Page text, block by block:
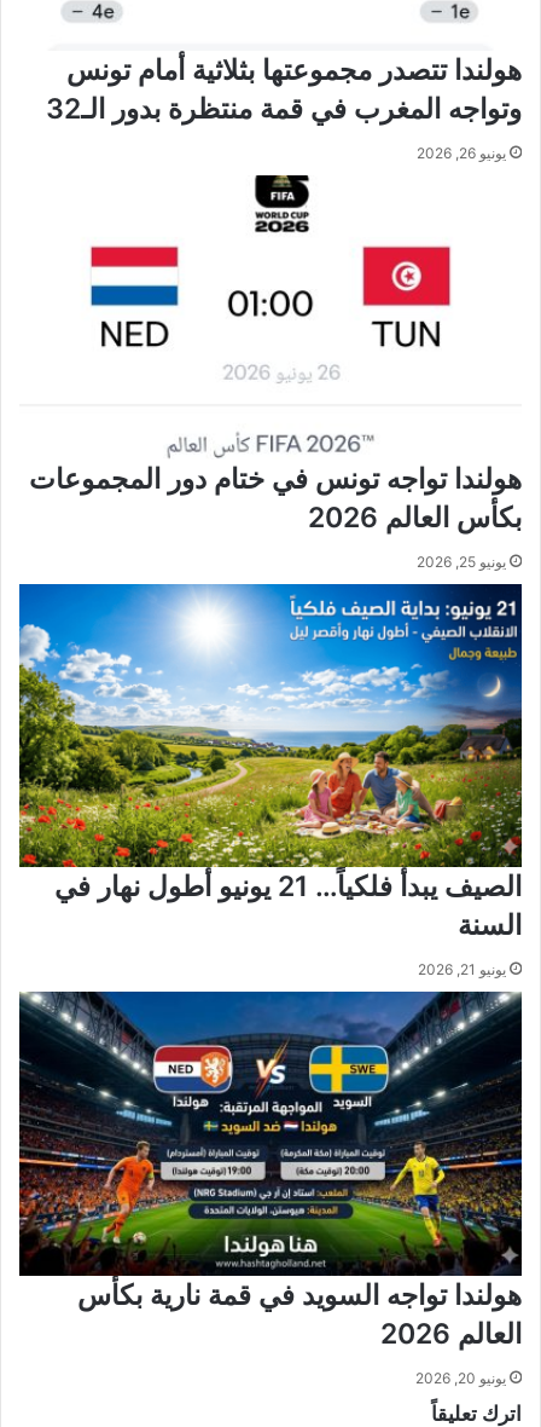
هولندا تتصدر مجموعتها بثلاثية أمام تونس
وتواجه المغرب في قمة منتظرة بدور الـ32
يونيو 26, 2026
هولندا تواجه تونس في ختام دور المجموعات
بكأس العالم 2026
يونيو 25, 2026
الصيف يبدأ فلكياً… 21 يونيو أطول نهار في
السنة
يونيو 21, 2026
هولندا تواجه السويد في قمة نارية بكأس
العالم 2026
يونيو 20, 2026
اترك تعليقاً